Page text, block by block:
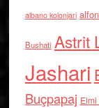
albano kolonjari
Bushati Astrit
Jashari
Buçpapaj